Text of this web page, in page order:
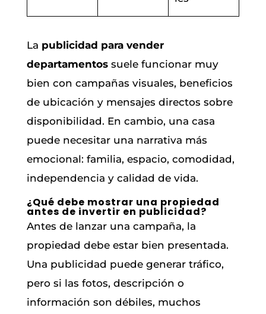
La publicidad para vender
departamentossuele funcionar muy
bien con campañas visuales, beneficios
de ubicación y mensajes directos sobre
disponibilidad. En cambio, una casa
puede necesitar una narrativa más
emocional: familia, espacio, comodidad,
independencia y calidad de vida.
¿Qué debe mostrar una propiedad
antes de invertir en publicidad?
Antes de lanzar una campaña, la
propiedad debe estar bien presentada.
Una publicidad puede generar tráfico,
pero si las fotos, descripción o
información son débiles, muchos